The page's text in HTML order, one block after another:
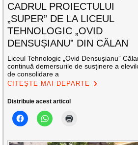
CADRUL PROIECTULUI
„SUPER” DE LA LICEUL
TEHNOLOGIC „OVID
DENSUȘIANU” DIN CĂLAN
Liceul Tehnologic „Ovid Densușianu”
continuă demersurile de susținere a
de consolidare a
CITEȘTE MAI DEPARTE
Distribuie acest articol